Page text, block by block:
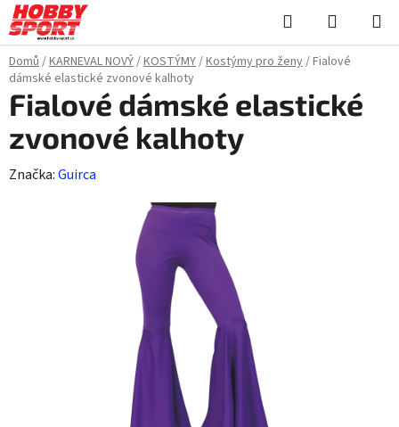
Přejít
na
obsah
Hledat
KOŠÍK
Domů/KARNEVAL NOVÝ/KOSTÝMY/Kostýmy pro ženy/Fialové
dámské elastické zvonové kalhoty
Fialové dámské elastické
zvonové kalhoty
Značka:Guirca